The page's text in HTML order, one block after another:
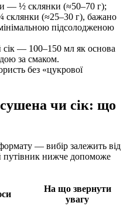
— ½ склянки (≈50–70 г);
(≈25–30 г), бажано
підсолодженою
— 100–150 мл як основа
за смаком.
без «цукрової
чи сік: що
— вибір залежить від
путівник нижче допоможе
На що звернути
увагу